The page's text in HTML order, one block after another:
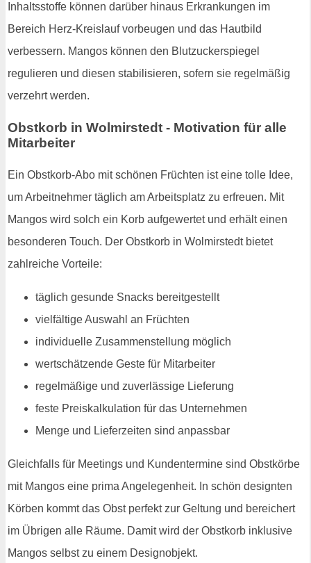
Inhaltsstoffe können darüber hinaus Erkrankungen im
Bereich Herz-Kreislauf vorbeugen und das Hautbild
verbessern. Mangos können den Blutzuckerspiegel
regulieren und diesen stabilisieren, sofern sie regelmäßig
verzehrt werden.
Obstkorb in Wolmirstedt - Motivation für alle
Mitarbeiter
Ein Obstkorb-Abo mit schönen Früchten ist eine tolle Idee,
um Arbeitnehmer täglich am Arbeitsplatz zu erfreuen. Mit
Mangos wird solch ein Korb aufgewertet und erhält einen
besonderen Touch. Der Obstkorb in Wolmirstedt bietet
zahlreiche Vorteile:
täglich gesunde Snacks bereitgestellt
vielfältige Auswahl an Früchten
individuelle Zusammenstellung möglich
wertschätzende Geste für Mitarbeiter
regelmäßige und zuverlässige Lieferung
feste Preiskalkulation für das Unternehmen
Menge und Lieferzeiten sind anpassbar
Gleichfalls für Meetings und Kundentermine sind Obstkörbe
mit Mangos eine prima Angelegenheit. In schön designten
Körben kommt das Obst perfekt zur Geltung und bereichert
im Übrigen alle Räume. Damit wird der Obstkorb inklusive
Mangos selbst zu einem Designobjekt.